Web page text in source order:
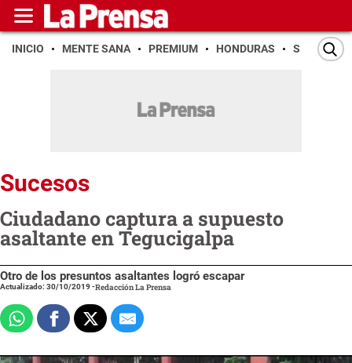
INICIO MENTE SANA PREMIUM HONDURAS SAN PEDRO
Sucesos
Ciudadano captura a supuesto
asaltante en Tegucigalpa
Otro de los presuntos asaltantes logró escapar
Actualizado: 30/10/2019-Redacción La Prensa